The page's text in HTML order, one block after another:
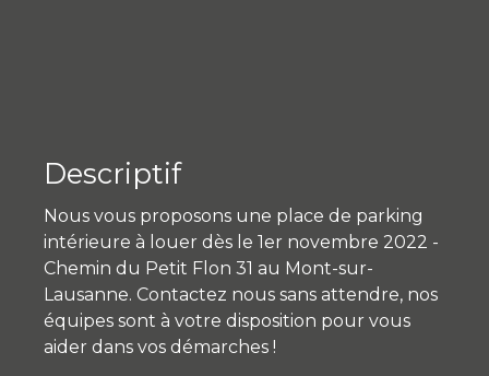
Descriptif
Nous vous proposons une place de parking
intérieure à louer dès le 1er novembre 2022 -
Chemin du Petit Flon 31 au Mont-sur-
Lausanne. Contactez nous sans attendre, nos
équipes sont à votre disposition pour vous
aider dans vos démarches !